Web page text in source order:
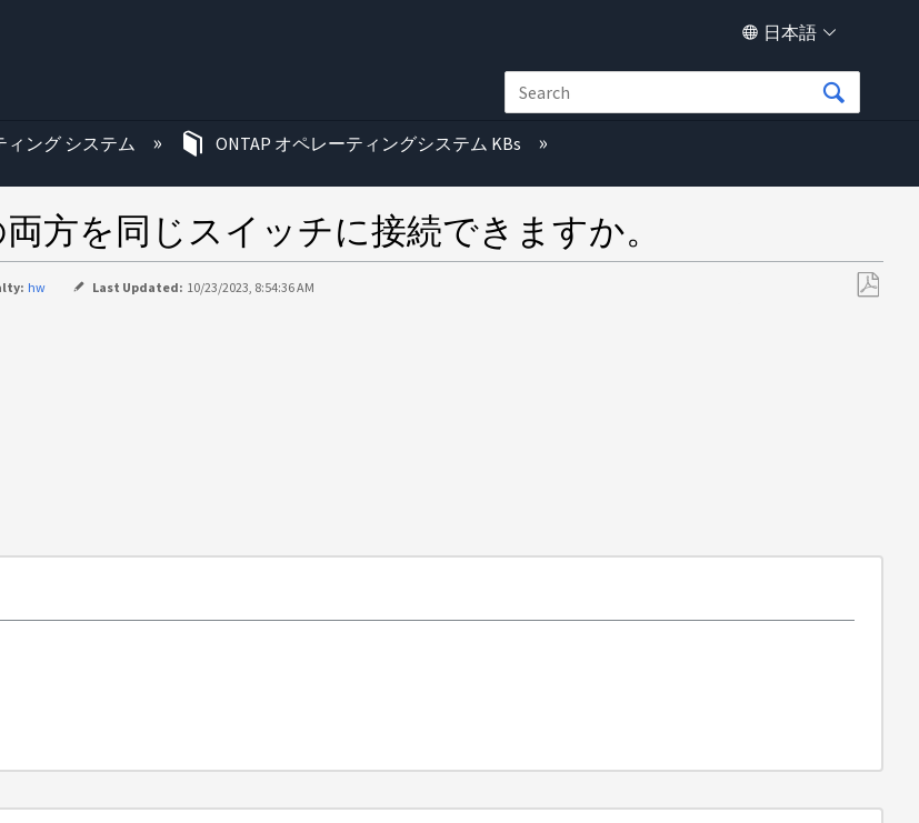
日本語
ィング システム ONTAP オペレーティングシステム KBs
方を同じスイッチに接続できますか。
hw Last Updated: 10/23/2023, 8:54:36 AM